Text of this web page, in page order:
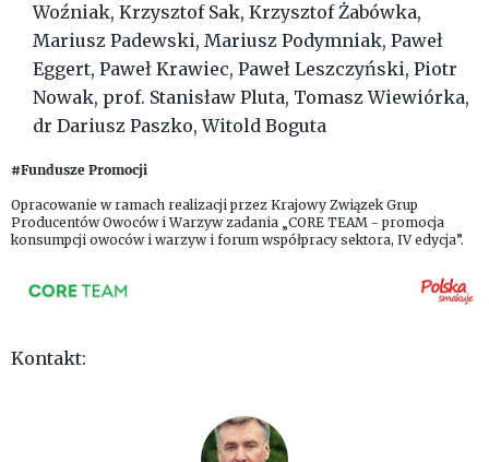
Woźniak, Krzysztof Sak, Krzysztof Żabówka,
Mariusz Padewski, Mariusz Podymniak, Paweł
Eggert, Paweł Krawiec, Paweł Leszczyński, Piotr
Nowak, prof. Stanisław Pluta, Tomasz Wiewiórka,
dr Dariusz Paszko, Witold Boguta
#Fundusze Promocji
Opracowanie w ramach realizacji przez Krajowy Związek Grup
Producentów Owoców i Warzyw zadania „CORE TEAM - promocja
konsumpcji owoców i warzyw i forum współpracy sektora, IV edycja”.
Kontakt: